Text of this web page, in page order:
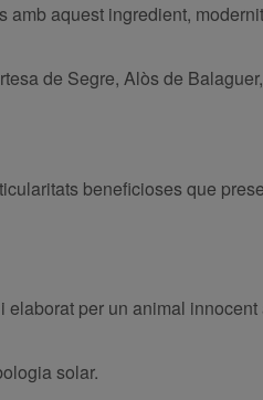
aquest ingredient,
de Segre, Alòs de
beneficioses que
per un animal
solar.